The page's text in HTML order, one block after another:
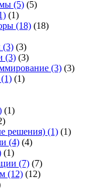
(5) (5)
(1)
(18) (18)
(3) (3)
(3) (3)
(3) (3)
(1) (1)
(1)
решения) (1) (1)
(4) (4)
(1)
(7) (7)
(12) (12)